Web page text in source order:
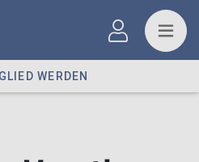
WERDEN